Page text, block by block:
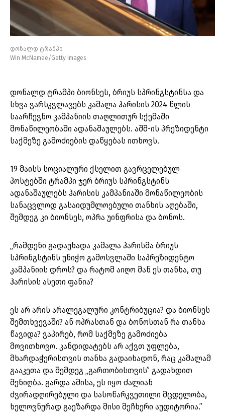
დონალდ ტრამპი
Win McNamee/Getty Images
დონალდ ტრამპი ბიონსეს, ბრიუს სპრინგსტინსა და
სხვა ვარსკვლავებს კამალა ჰარისის 2024 წლის
საარჩევნო კამპანიის თაღლითურ სქემაში
მონაწილეობაში ადანაშაულებს. აშშ-ის პრეზიდენტი
საქმეზე გამოძიების დაწყებას ითხოვს.
19 მაისს სოციალური ქსელით გავრცელებულ
პოსტებში ტრამპი ჯერ ბრიუს სპრინგსტინს
ადანაშაულებს ჰარისის კამპანიაში მონაწილეობის
სანაცვლოდ გასაიდუმლოებული თანხის აღებაში,
შემდეგ კი ბიონსეს, ოპრა უინფრისა და ბონოს.
„რამდენი გადაუხადა კამალა ჰარისმა ბრიუს
სპრინგსტინს უნიჭო გამოსვლაში საპრეზიდენტო
კამპანიის დროს? და რატომ აიღო მან ეს თანხა, თუ
ჰარისის ასეთი ფანია?
ეს არ არის არალეგალური კონტრიბუცია? და ბიონსეს
შემთხვევაში? ან ოპრასთან და ბონოსთან რა თანხა
წავიდა? ვაპირებ, რომ საქმეზე გამოძიება
მოვითხოვო. კანდიდატებს არ აქვთ უფლება,
მხარდაჭერისთვის თანხა გადაიხადონ, რაც კამალამ
გააკეთა და შემდეგ „გართობისთვის” გადახდით
შენიღბა. გარდა ამისა, ეს იყო ძალიან
ძვირადღირებული და სასოწარკვეთილი მცდელობა,
ხელოვნურად გაეზარდა მისი მეჩხერი აუდიტორია.”